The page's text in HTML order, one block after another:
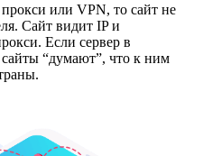
прокси или VPN, то сайт не
Сайт видит IP и
Если сервер в
“думают”, что к ним